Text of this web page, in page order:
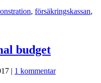
, försäkringskassan,
budget
| 1 kommentar